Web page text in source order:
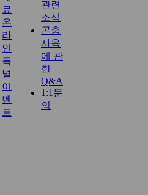
료
온
라
인
특
별
이
벤
트
관련
소식
곤충
사육
에 관
한
Q&A
1:1문
의